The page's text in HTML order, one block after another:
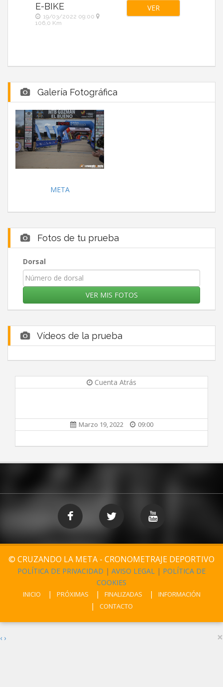
E-BIKE
19/03/2022 09:00
106,0 Km
VER
Galería Fotográfica
META
Fotos de tu prueba
Dorsal
Vídeos de la prueba
Cuenta Atrás
Marzo 19, 2022 09:00
© CRUZANDO LA META - CRONOMETRAJE DEPORTIVO
POLÍTICA DE PRIVACIDAD | AVISO LEGAL | POLÍTICA DE
COOKIES
INICIO PRÓXIMAS FINALIZADAS
INFORMACIÓN
CONTACTO
‹ › ×